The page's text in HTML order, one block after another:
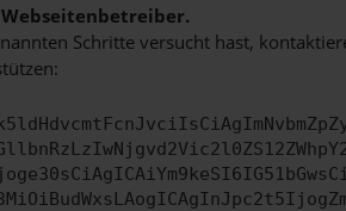
Schritte versucht hast,